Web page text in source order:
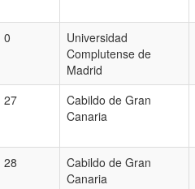
0
Universidad
Complutense de
Madrid
27
Cabildo de Gran
Canaria
28
Cabildo de Gran
Canaria